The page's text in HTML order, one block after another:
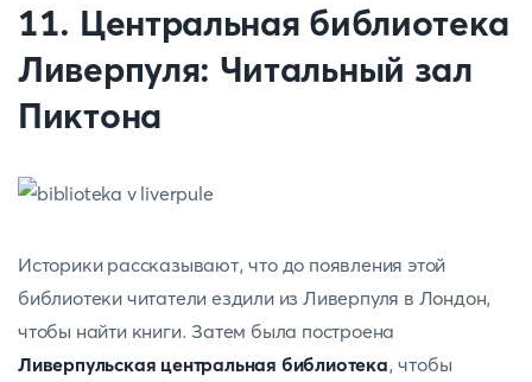
11. Центральная библиотека
Ливерпуля: Читальный зал
Пиктона
Историки рассказывают, что до появления этой
библиотеки читатели ездили из Ливерпуля в Лондон,
чтобы найти книги. Затем была построена
Ливерпульская центральная библиотека, чтобы